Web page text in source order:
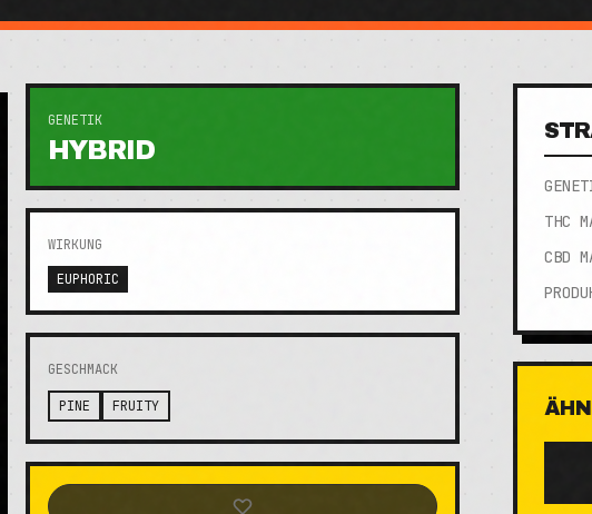
GENETIK
HYBRID
WIRKUNG
EUPHORIC
GESCHMACK
PINE FRUITY
THC
CBD